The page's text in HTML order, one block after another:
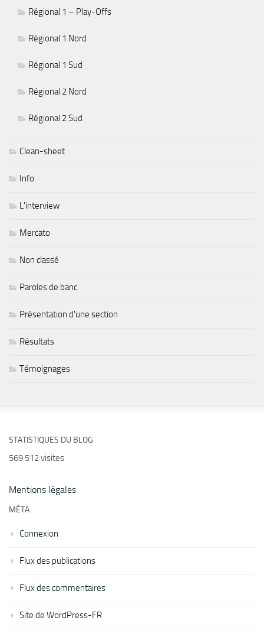
Régional 1 – Play-Offs
Régional 1 Nord
Régional 1 Sud
Régional 2 Nord
Régional 2 Sud
Clean-sheet
Info
L'interview
Mercato
Non classé
Paroles de banc
Présentation d'une section
Résultats
Témoignages
STATISTIQUES DU BLOG
569 512 visites
Mentions légales
MÉTA
Connexion
Flux des publications
Flux des commentaires
Site de WordPress-FR